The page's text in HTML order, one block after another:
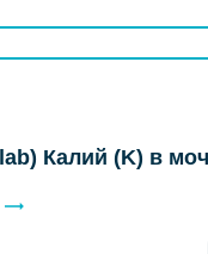
Калий (K) в